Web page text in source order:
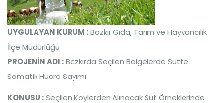
UYGULAYAN KURUM :Bozkır Gıda, Tarım ve Hayvancılık
İlçe Müdürlüğü
PROJENİN ADI :Bozkırda Seçilen Bölgelerde Sütte
Somatik Hücre Sayımı
KONUSU :Seçilen Köylerden Alınacak Süt Örneklerinde